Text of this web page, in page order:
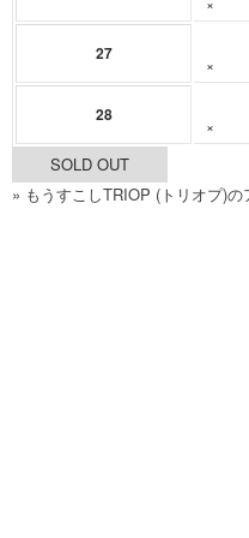
27
×
28
×
SOLD OUT
» もうすこしTRIOP (トリオプ)の